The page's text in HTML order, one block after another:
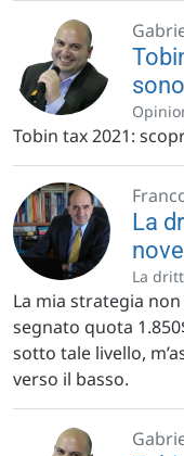
Tobin tax 2021:
La
La
La mia strategia
segnato quota
sotto tale livello,
verso il basso.